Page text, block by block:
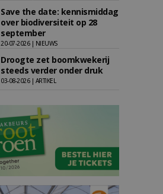
Save the date: kennismiddag
over biodiversiteit op 28
september
20-07-2026 | NIEUWS
Droogte zet boomkwekerij
steeds verder onder druk
03-08-2026 | ARTIKEL